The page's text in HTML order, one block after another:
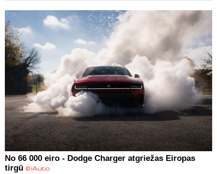
No 66 000 eiro - Dodge Charger atgriežas Eiropas
tirgū